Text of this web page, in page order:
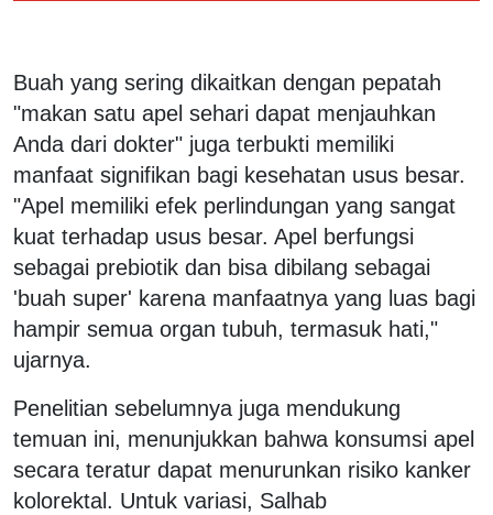
Buah yang sering dikaitkan dengan pepatah
"makan satu apel sehari dapat menjauhkan
Anda dari dokter" juga terbukti memiliki
manfaat signifikan bagi kesehatan usus besar.
"Apel memiliki efek perlindungan yang sangat
kuat terhadap usus besar. Apel berfungsi
sebagai prebiotik dan bisa dibilang sebagai
'buah super' karena manfaatnya yang luas bagi
hampir semua organ tubuh, termasuk hati,"
ujarnya.
Penelitian sebelumnya juga mendukung
temuan ini, menunjukkan bahwa konsumsi apel
secara teratur dapat menurunkan risiko kanker
kolorektal. Untuk variasi, Salhab